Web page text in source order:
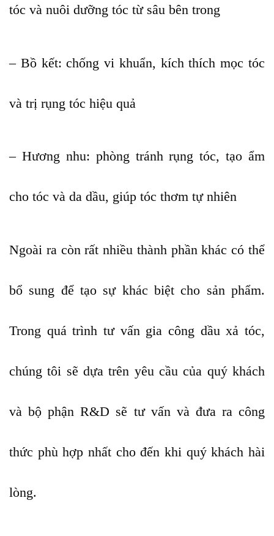
tóc và nuôi dưỡng tóc từ sâu bên trong
– Bồ kết: chống vi khuẩn, kích thích mọc tóc
và trị rụng tóc hiệu quả
– Hương nhu: phòng tránh rụng tóc, tạo ẩm
cho tóc và da dầu, giúp tóc thơm tự nhiên
Ngoài ra còn rất nhiều thành phần khác có thể
bổ sung để tạo sự khác biệt cho sản phẩm.
Trong quá trình tư vấn gia công dầu xả tóc,
chúng tôi sẽ dựa trên yêu cầu của quý khách
và bộ phận R&D sẽ tư vấn và đưa ra công
thức phù hợp nhất cho đến khi quý khách hài
lòng.